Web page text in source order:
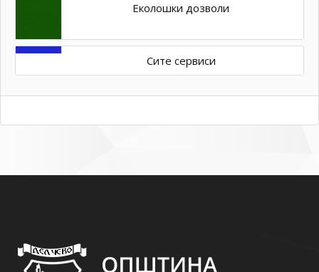
Еколошки дозволи
Сите сервиси